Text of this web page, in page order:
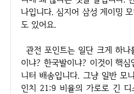
나입니다. 심지어 삼성 게이밍
도 있어요.
관전 포인트는 일단 크게 하나를 살펴보세요. 중국발
이냐? 한국발이냐? 이것이 핵
니터 배송입니다. 그냥 일반 모
인치 21:9 비율의 가로로 긴 디